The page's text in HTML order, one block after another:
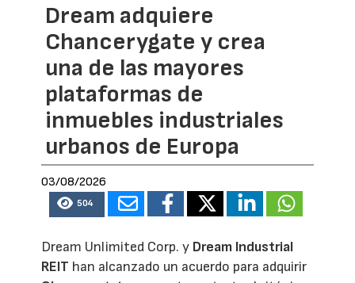
Dream adquiere
Chancerygate y crea
una de las mayores
plataformas de
inmuebles industriales
urbanos de Europa
03/08/2026
504
Dream Unlimited Corp. y Dream Industrial
REIT han alcanzado un acuerdo para adquirir